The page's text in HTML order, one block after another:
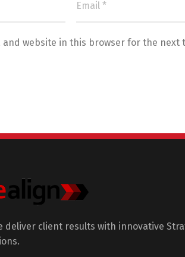
and website in this browser for the next
deliver client results with innovative